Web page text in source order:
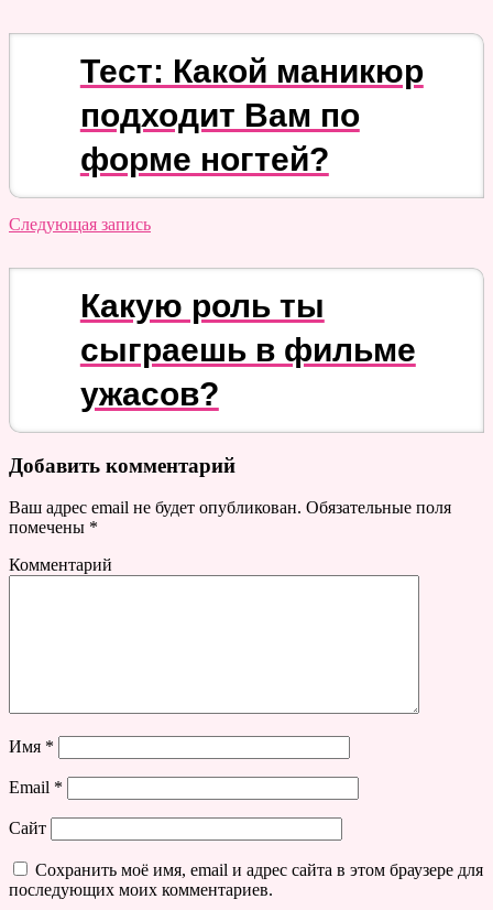
Тест: Какой маникюр
подходит Вам по
форме ногтей?
Следующая запись
Какую роль ты
сыграешь в фильме
ужасов?
Добавить комментарий
Ваш адрес email не будет опубликован. Обязательные поля
помечены *
Комментарий
Имя *
Email *
Сайт
Сохранить моё имя, email и адрес сайта в этом браузере для
последующих моих комментариев.